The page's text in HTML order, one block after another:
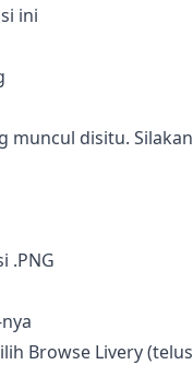
ini
muncul disitu.
.PNG
Browse Livery